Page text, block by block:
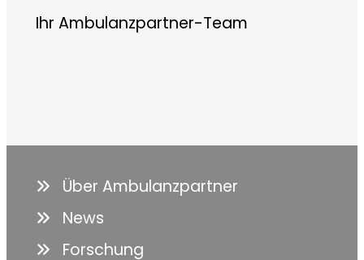
Ihr Ambulanzpartner-Team
Über Ambulanzpartner
News
Forschung